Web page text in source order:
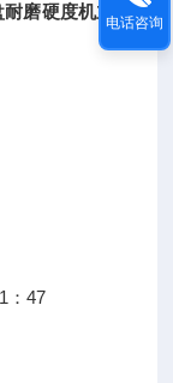
磨硬度机主要
：47
电话咨询